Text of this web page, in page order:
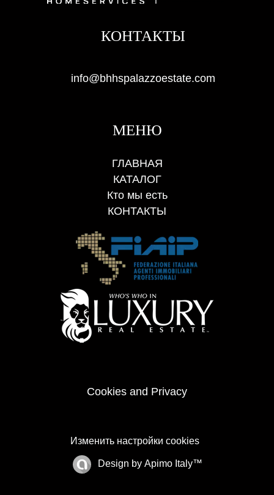
КОНТАКТЫ
info@bhhspalazzoestate.com
МЕНЮ
ГЛАВНАЯ
КАТАЛОГ
Кто мы есть
КОНТАКТЫ
Cookies and Privacy
Изменить настройки cookies
Design by Apimo Italy™